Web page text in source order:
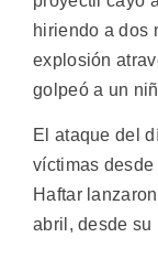
hiriendo a dos
explosión
golpeó a un
El ataque del
víctimas
Haftar
abril, desde su